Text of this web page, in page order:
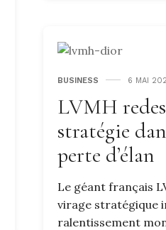
BUSINESS 6 MAI
LVMH
stratégie
perte d’élan
Le géant français
virage stratégique
ralentissement